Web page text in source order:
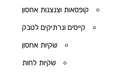
קופסאות וצנצנות אחסון
קייסים ונרתיקים לטבק
שקיות אחסון
שקיות לחות